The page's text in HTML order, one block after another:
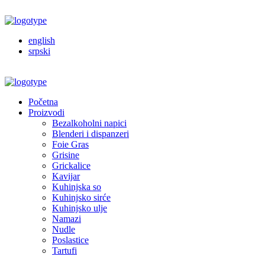
english
srpski
Početna
Proizvodi
Bezalkoholni napici
Blenderi i dispanzeri
Foie Gras
Grisine
Grickalice
Kavijar
Kuhinjska so
Kuhinjsko sirće
Kuhinjsko ulje
Namazi
Nudle
Poslastice
Tartufi